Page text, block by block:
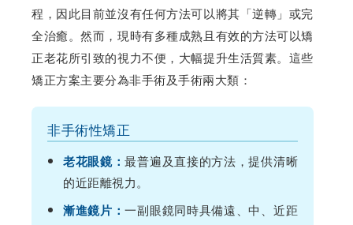
程，因此目前並沒有任何方法可以將其「逆轉」或完
全治癒。然而，現時有多種成熟且有效的方法可以矯
正老花所引致的視力不便，大幅提升生活質素。這些
矯正方案主要分為非手術及手術兩大類：
非手術性矯正
老花眼鏡：最普遍及直接的方法，提供清晰
的近距離視力。
漸進鏡片：一副眼鏡同時具備遠、中、近距